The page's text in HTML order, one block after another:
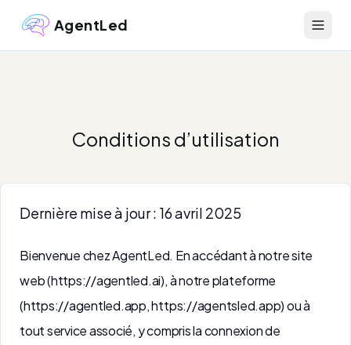
AgentLed
Conditions d’utilisation
Dernière mise à jour : 16 avril 2025
Bienvenue chez AgentLed. En accédant à notre site
web (https://agentled.ai), à notre plateforme
(https://agentled.app, https://agentsled.app) ou à
tout service associé, y compris la connexion de